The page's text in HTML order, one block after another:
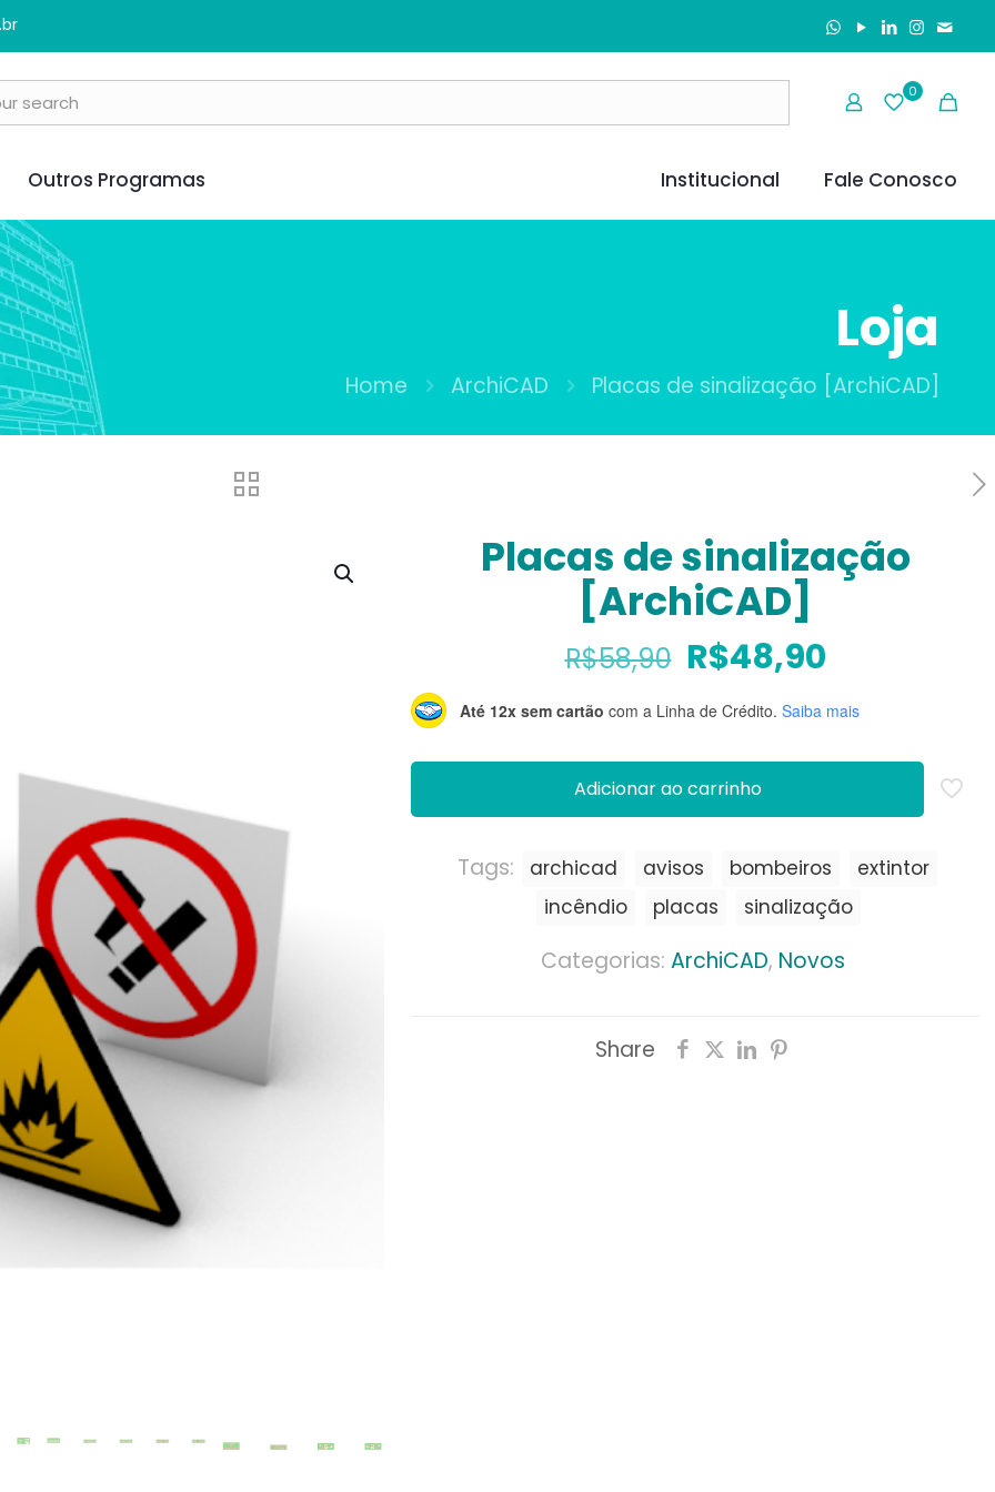
0
Outros Programas Institucional Fale Conosco
Loja
Home ArchiCAD Placas de sinalização [ArchiCAD]
Placas de sinalização
[ArchiCAD]
R$58,90 O
original
era:
R$58,90.
R$48,90O
atual
é:
R$48,90.
Até 12x sem cartão com a Linha de Crédito. Saiba mais
Adicionar ao carrinho
Categorias: ArchiCAD, Novos
Tags: archicad avisos bombeiros
extintor
incêndio
placas sinalização
Share